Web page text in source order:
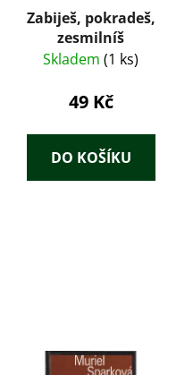
Zabiješ, pokradeš,
zesmilníš
Skladem (1 ks)
49 Kč
DO KOŠÍKU